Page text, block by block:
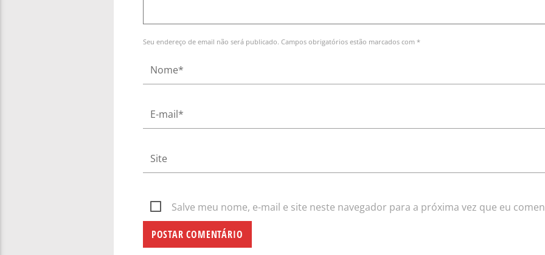
Seu endereço de email não será publicado. Campos obrigatórios estão marcados com *
Salve meu nome, e-mail e site neste navegador para a próxima vez que eu